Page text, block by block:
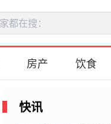
快讯
房产 饮食